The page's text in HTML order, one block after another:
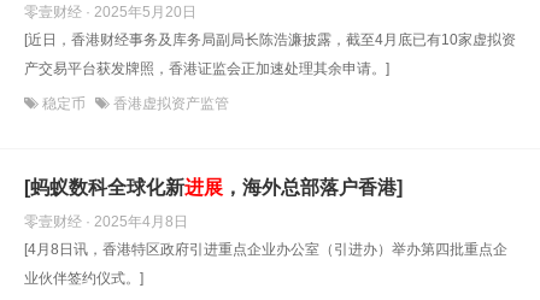
零壹财经 · 2025年5月20日
[近日，香港财经事务及库务局副局长陈浩濂披露，截至4月底已有10家虚拟资
产交易平台获发牌照，香港证监会正加速处理其余申请。]
稳定币 香港虚拟资产监管
[蚂蚁数科全球化新进展 ，海外总部落户香港]
零壹财经 · 2025年4月8日
[4月8日讯，香港特区政府引进重点企业办公室（引进办）举办第四批重点企
业伙伴签约仪式。]